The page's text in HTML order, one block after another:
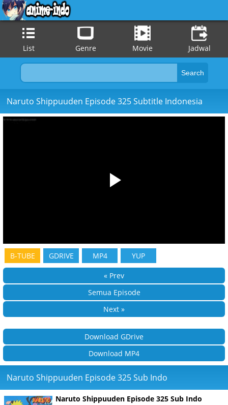
List Genre Movie Jadwal
Naruto Shippuuden Episode 325 Subtitle Indonesia
B-TUBE GDRIVE MP4 YUP
« Prev
Semua Episode
Next »
Download GDrive
Download MP4
Naruto Shippuuden Episode 325 Sub Indo
Naruto Shippuuden Episode 325 Sub Indo